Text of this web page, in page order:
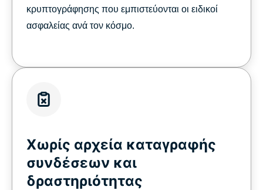
κρυπτογράφησης που εμπιστεύονται οι ειδικοί
ασφαλείας ανά τον κόσμο.
Χωρίς αρχεία καταγραφής
συνδέσεων και
δραστηριότητας